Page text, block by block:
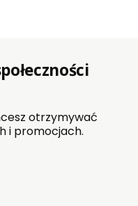
otrzymywać
i promocjach.